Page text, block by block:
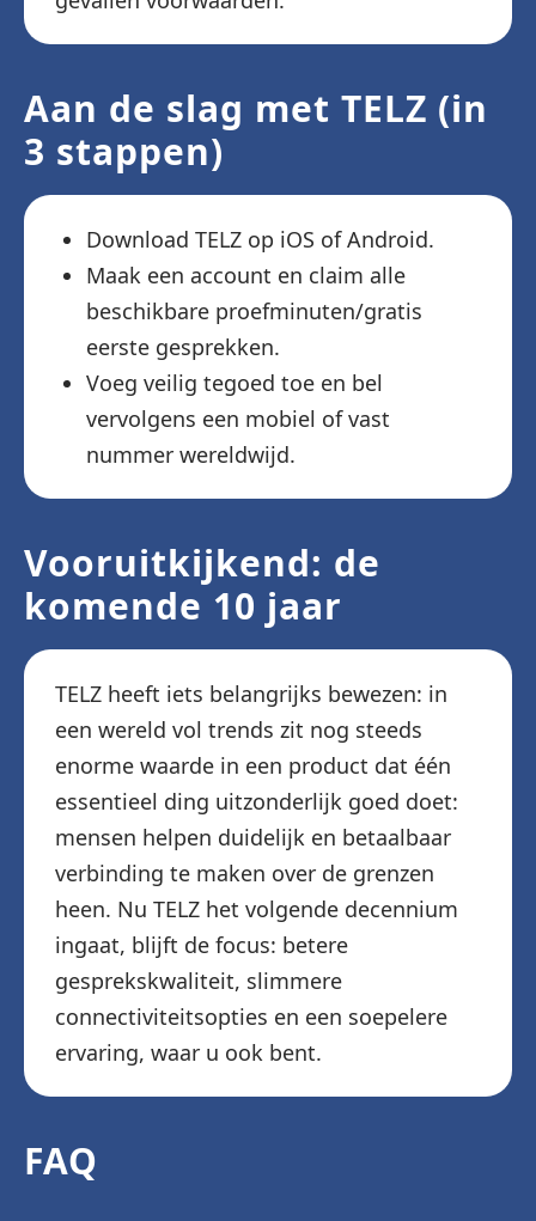
Aan de slag met TELZ (in
3 stappen)
Download TELZ op iOS of Android.
Maak een account en claim alle
beschikbare proefminuten/gratis
eerste gesprekken.
Voeg veilig tegoed toe en bel
vervolgens een mobiel of vast
nummer wereldwijd.
Vooruitkijkend: de
komende 10 jaar
TELZ heeft iets belangrijks bewezen: in
een wereld vol trends zit nog steeds
enorme waarde in een product dat één
essentieel ding uitzonderlijk goed doet:
mensen helpen duidelijk en betaalbaar
verbinding te maken over de grenzen
heen. Nu TELZ het volgende decennium
ingaat, blijft de focus: betere
gesprekskwaliteit, slimmere
connectiviteitsopties en een soepelere
ervaring, waar u ook bent.
FAQ